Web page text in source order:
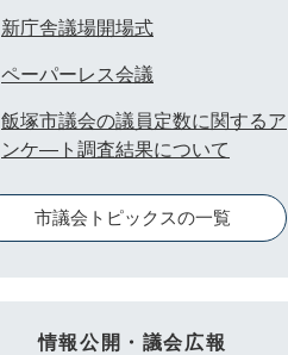
新庁舎議場開場式
ペーパーレス会議
飯塚市議会の議員定数に関するア
ンケ―ト調査結果について
市議会トピックスの一覧
情報公開・議会広報